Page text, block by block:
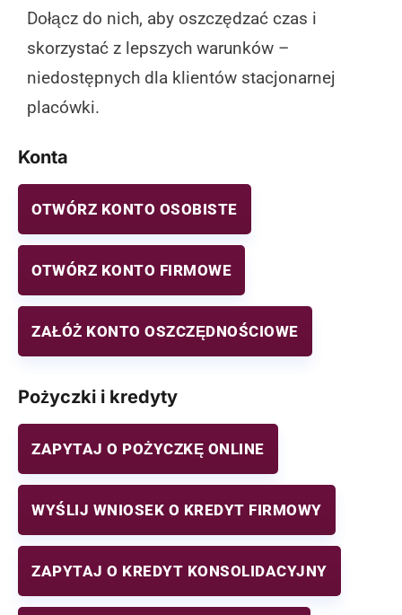
Dołącz do nich, aby oszczędzać czas i
skorzystać z lepszych warunków –
niedostępnych dla klientów stacjonarnej
placówki.
Konta
OTWÓRZ KONTO OSOBISTE
OTWÓRZ KONTO FIRMOWE
ZAŁÓŻ KONTO OSZCZĘDNOŚCIOWE
Pożyczki i kredyty
ZAPYTAJ O POŻYCZKĘ ONLINE
WYŚLIJ WNIOSEK O KREDYT FIRMOWY
ZAPYTAJ O KREDYT KONSOLIDACYJNY